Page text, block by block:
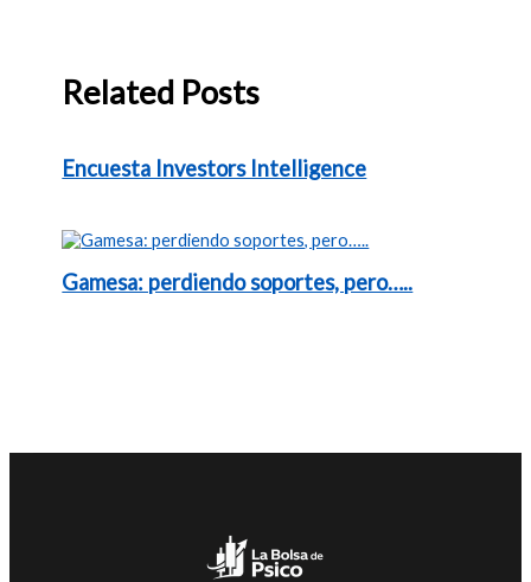
Related Posts
Encuesta Investors Intelligence
Gamesa: perdiendo soportes, pero…..